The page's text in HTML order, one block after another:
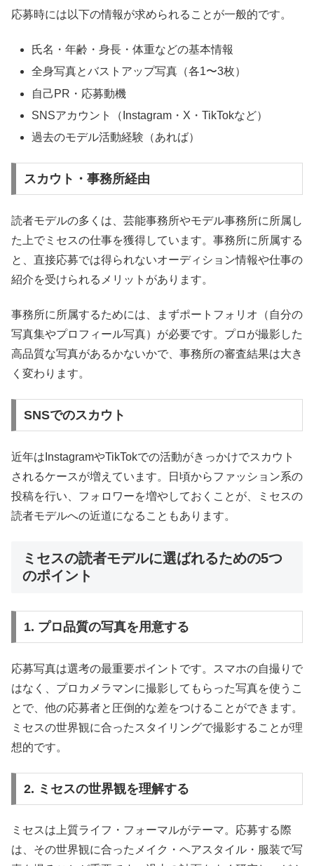
応募時には以下の情報が求められることが一般的です。
氏名・年齢・身長・体重などの基本情報
全身写真とバストアップ写真（各1〜3枚）
自己PR・応募動機
SNSアカウント（Instagram・X・TikTokなど）
過去のモデル活動経験（あれば）
スカウト・事務所経由
読者モデルの多くは、芸能事務所やモデル事務所に所属し
た上でミセスの仕事を獲得しています。事務所に所属する
と、直接応募では得られないオーディション情報や仕事の
紹介を受けられるメリットがあります。
事務所に所属するためには、まずポートフォリオ（自分の
写真集やプロフィール写真）が必要です。プロが撮影した
高品質な写真があるかないかで、事務所の審査結果は大き
く変わります。
SNSでのスカウト
近年はInstagramやTikTokでの活動がきっかけでスカウト
されるケースが増えています。日頃からファッション系の
投稿を行い、フォロワーを増やしておくことが、ミセスの
読者モデルへの近道になることもあります。
ミセスの読者モデルに選ばれるための5つ
のポイント
1. プロ品質の写真を用意する
応募写真は選考の最重要ポイントです。スマホの自撮りで
はなく、プロカメラマンに撮影してもらった写真を使うこ
とで、他の応募者と圧倒的な差をつけることができます。
ミセスの世界観に合ったスタイリングで撮影することが理
想的です。
2. ミセスの世界観を理解する
ミセスは上質ライフ・フォーマルがテーマ。応募する際
は、その世界観に合ったメイク・ヘアスタイル・服装で写